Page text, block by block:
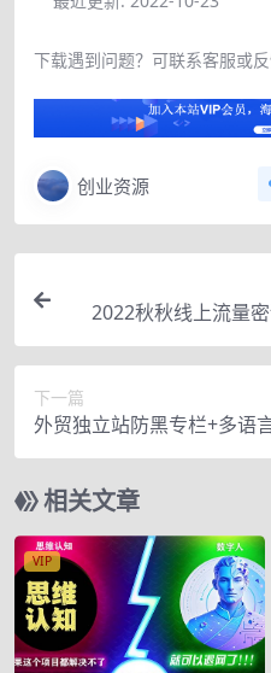
下载遇到问题？可联系客服或
创业资源
2022秋秋线上流量
+
下一篇
外贸独立站防黑专栏+多语
手教你如何赚取全球流量
相关文章
VIP